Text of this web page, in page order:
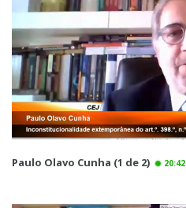
Paulo Olavo Cunha (1 de 2) 20:42